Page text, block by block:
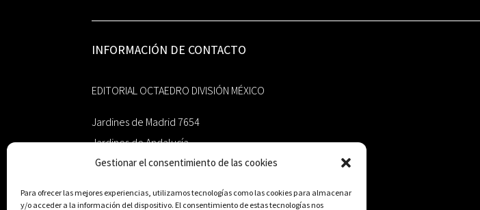
Gestionar el consentimiento de las cookies
Para ofrecer las mejores experiencias, utilizamos tecnologías como las cookies para almacenar
y/o acceder a la información del dispositivo. El consentimiento de estas tecnologías nos
INFORMACIÓN DE CONTACTO
EDITORIAL OCTAEDRO DIVISIÓN MÉXICO
Jardines de Madrid 7654
Jardines de Andalucía
Guadalupe, Nuevo León